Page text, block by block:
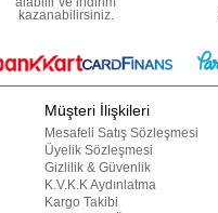
kazanabilirsiniz.
Müşteri İlişkileri
Mesafeli Satış Sözleşmesi
Üyelik Sözleşmesi
Gizlilik & Güvenlik
K.V.K.K Aydınlatma
Kargo Takibi